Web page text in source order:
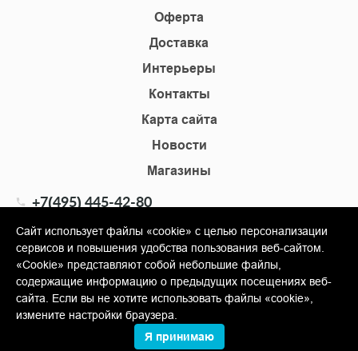
Оферта
Доставка
Интерьеры
Контакты
Карта сайта
Новости
Магазины
+7(495) 445-42-80
info@shopkm.ru
© Copyright 2013-2026 KERAMA MARAZZI, ООО «Гамма
Керамика»
Сайт использует файлы «cookie» с целью персонализации
сервисов и повышения удобства пользования веб-сайтом.
«Cookie» представляют собой небольшие файлы,
содержащие информацию о предыдущих посещениях веб-
сайта. Если вы не хотите использовать файлы «cookie»,
измените настройки браузера.
Я принимаю